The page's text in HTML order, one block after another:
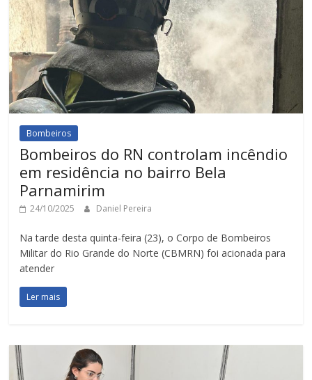
Bombeiros
Bombeiros do RN controlam incêndio
em residência no bairro Bela
Parnamirim
24/10/2025 Daniel Pereira
Na tarde desta quinta-feira (23), o Corpo de Bombeiros
Militar do Rio Grande do Norte (CBMRN) foi acionada para
atender
Ler mais